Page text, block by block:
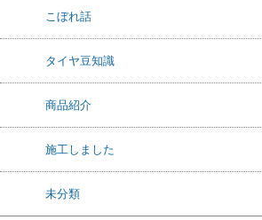
こぼれ話
タイヤ豆知識
商品紹介
施工しました
未分類